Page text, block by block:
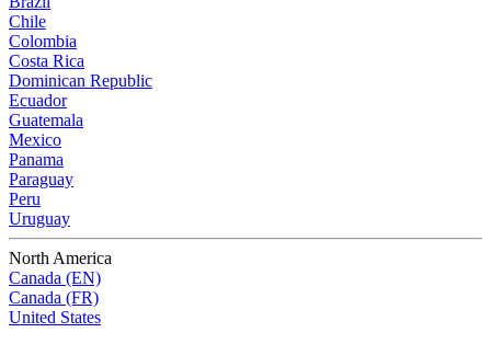
Chile
Colombia
Costa Rica
Dominican Republic
Ecuador
Guatemala
Mexico
Panama
Paraguay
Peru
Uruguay
North America
Canada (EN)
Canada (FR)
United States